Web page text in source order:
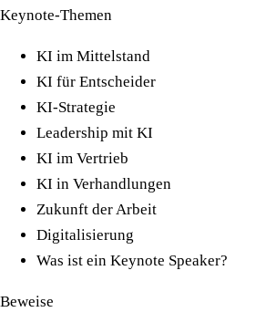
Keynote-Themen
KI im Mittelstand
KI für Entscheider
KI-Strategie
Leadership mit KI
KI im Vertrieb
KI in Verhandlungen
Zukunft der Arbeit
Digitalisierung
Was ist ein Keynote Speaker?
Beweise